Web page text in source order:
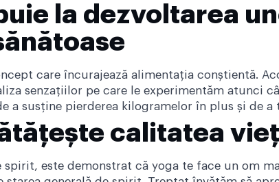
la dezvoltarea
care încurajează alimentația conștientă.
senzațiilor pe care le experimentăm atunci
a susține pierderea kilogramelor în plus și de
calitatea
spirit, este demonstrat că yoga te face un om